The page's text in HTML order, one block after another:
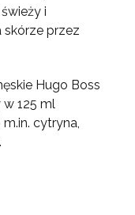
i
skórze przez
Hugo Boss
w 125 ml
cytryna,